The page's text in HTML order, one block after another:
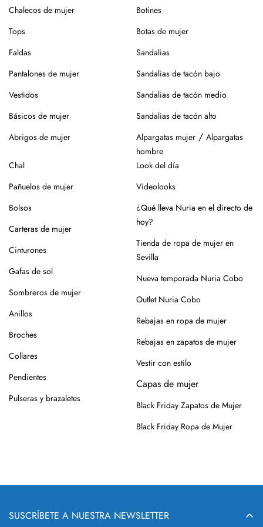
puedan dañar el tejido.
Para el planchado, utiliza temperatura media y, si puedes,
plancha del revés. Así evitarás brillos o marcas.
Evita la exposición directa al sol durante mucho tiempo.
de la prenda.
Para los zapatos:
Nuestros zapatos están hechos con materiales naturales
como piel o yute, que requieren cuidados específicos.
suciedad, limpiar con un paño ligeramente húmedo y
productos específicos para calzado de piel. Guarda en
lugar seco y con forma (relleno de papel o con horma),
alejados de fuentes de calor.
Para los modelos de yute, evita mojar la suela. En caso de
roce, usa un cepillo suave en seco.
Siempre es mejor guardarlos en su caja o funda de tela,
para que se conserven como el primer día.
Si tienes alguna duda, puedes consultarnos.
Chalecos de mujer
Tops
Faldas
Pantalones de mujer
Vestidos
Básicos de mujer
Abrigos de mujer
Botines
Botas de mujer
Sandalias
Sandalias de tacón bajo
Sandalias de tacón medio
Sandalias de tacón alto
Alpargatas mujer / Alpargatas
hombre
Chal
Pañuelos de mujer
Bolsos
Carteras de mujer
Cinturones
Gafas de sol
Sombreros de mujer
Anillos
Broches
Collares
Pendientes
Pulseras y brazaletes
Look del día
Videolooks
¿Qué lleva Nuria en el directo de
hoy?
Tienda de ropa de mujer en
Sevilla
Nueva temporada Nuria Cobo
Outlet Nuria Cobo
Rebajas en ropa de mujer
Rebajas en zapatos de mujer
Vestir con estilo
Capas de mujer
Black Friday Zapatos de Mujer
Black Friday Ropa de Mujer
SUSCRÍBETE A NUESTRA NEWSLETTER